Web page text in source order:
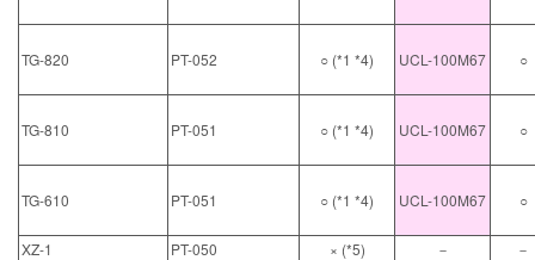
TG-820 PT-052 ○ (*1 *4) UCL-100M67 ○
TG-810 PT-051 ○ (*1 *4) UCL-100M67 ○
TG-610 PT-051 ○ (*1 *4) UCL-100M67 ○
XZ-1 PT-050 × (*5) － －